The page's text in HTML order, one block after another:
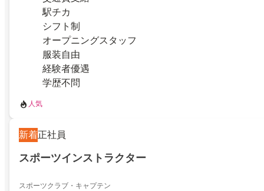
駅チカ
シフト制
オープニングスタッフ
服装自由
経験者優遇
学歴不問
人気
新着正社員
スポーツインストラクター
スポーツクラブ・キャプテン